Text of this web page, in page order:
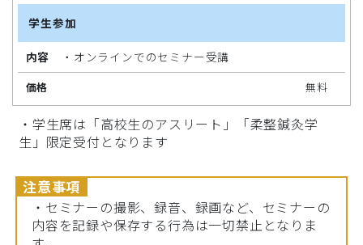
学生参加
・オンラインでのセミナー受講
無料
・学生席は「高校生のアスリート」「柔整鍼灸学
生」限定受付となります
注意事項
・セミナーの撮影、録音、録画など、セミナーの
内容を記録や保存する行為は一切禁止となりま